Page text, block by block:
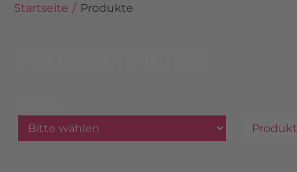
Startseite Produkte